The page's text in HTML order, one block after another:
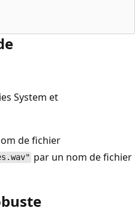
System et
de fichier
par un nom de fichier